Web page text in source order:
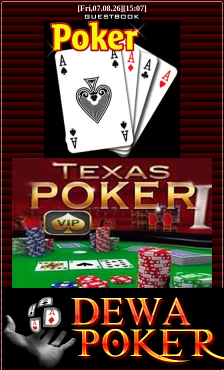
[Fri,07.08.26][15:07]